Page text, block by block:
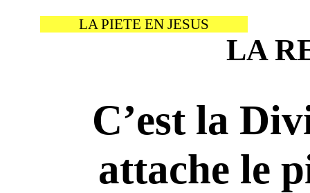
LA PIETE EN JESUS
LA
C’est la
attache le